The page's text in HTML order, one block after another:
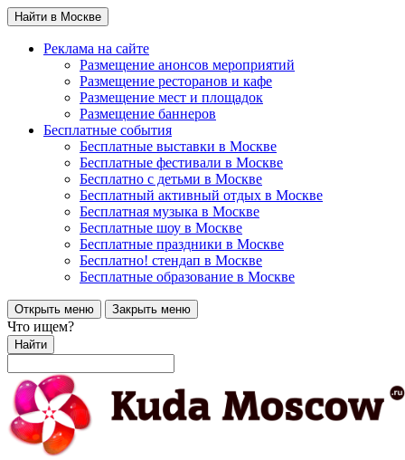
Найти в Москве
Реклама на сайте
Размещение анонсов мероприятий
Размещение ресторанов и кафе
Размещение мест и площадок
Размещение баннеров
Бесплатные события
Бесплатные выставки в Москве
Бесплатные фестивали в Москве
Бесплатно с детьми в Москве
Бесплатный активный отдых в Москве
Бесплатная музыка в Москве
Бесплатные шоу в Москве
Бесплатные праздники в Москве
Бесплатно! стендап в Москве
Бесплатные образование в Москве
Открыть меню Закрыть меню
Что ищем?
Найти